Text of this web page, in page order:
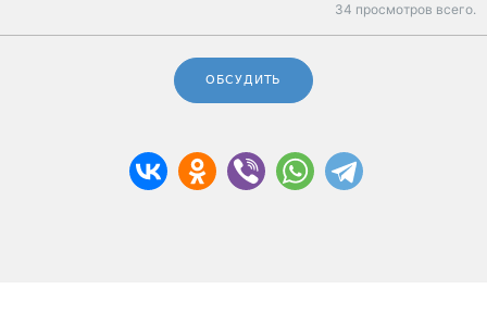
34 просмотров всего.
ОБСУДИТЬ